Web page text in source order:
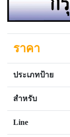
ราคา
ประเภทป้าย
สำหรับ
Line